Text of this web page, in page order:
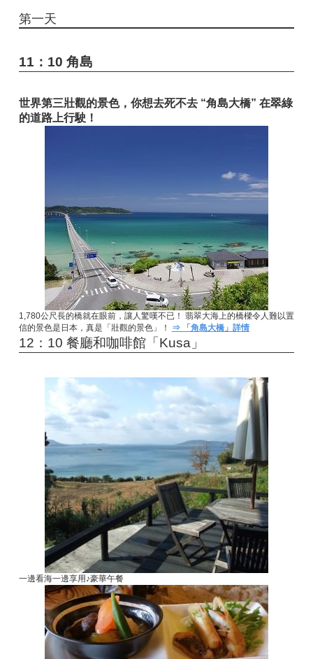
第一天
11：10 角島
世界第三壯觀的景色，你想去死不去 “角島大橋” 在翠綠
的道路上行駛！
1,780公尺長的橋就在眼前，讓人驚嘆不已！ 翡翠大海上的橋樑令人難以置
信的景色是日本，真是「壯觀的景色」！ ⇒ 「角島大橋」詳情
12：10 餐廳和咖啡館「Kusa」
一邊看海一邊享用♪豪華午餐